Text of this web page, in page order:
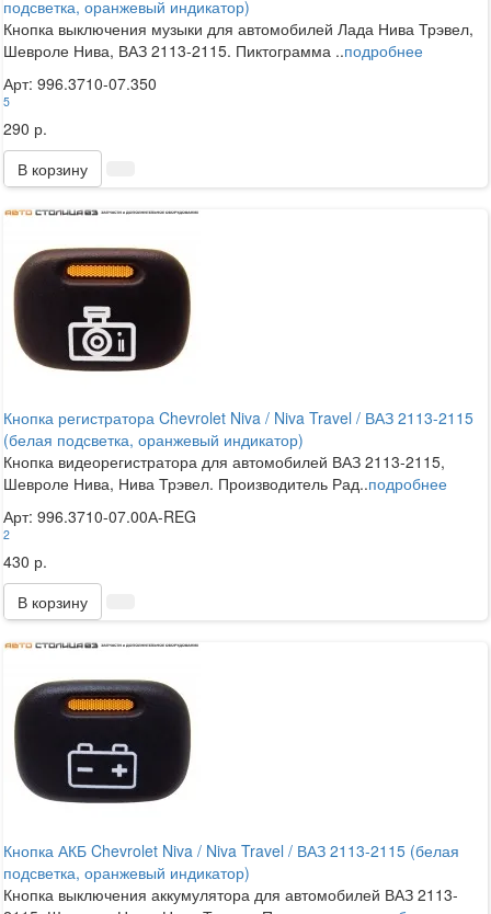
подсветка, оранжевый индикатор)
Кнопка выключения музыки для автомобилей Лада Нива Трэвел,
Шевроле Нива, ВАЗ 2113-2115. Пиктограмма ..подробнее
Арт: 996.3710-07.350
5
290 р.
В корзину
Кнопка регистратора Chevrolet Niva / Niva Travel / ВАЗ 2113-2115
(белая подсветка, оранжевый индикатор)
Кнопка видеорегистратора для автомобилей ВАЗ 2113-2115,
Шевроле Нива, Нива Трэвел. Производитель Рад..подробнее
Арт: 996.3710-07.00А-REG
2
430 р.
В корзину
Кнопка АКБ Chevrolet Niva / Niva Travel / ВАЗ 2113-2115 (белая
подсветка, оранжевый индикатор)
Кнопка выключения аккумулятора для автомобилей ВАЗ 2113-